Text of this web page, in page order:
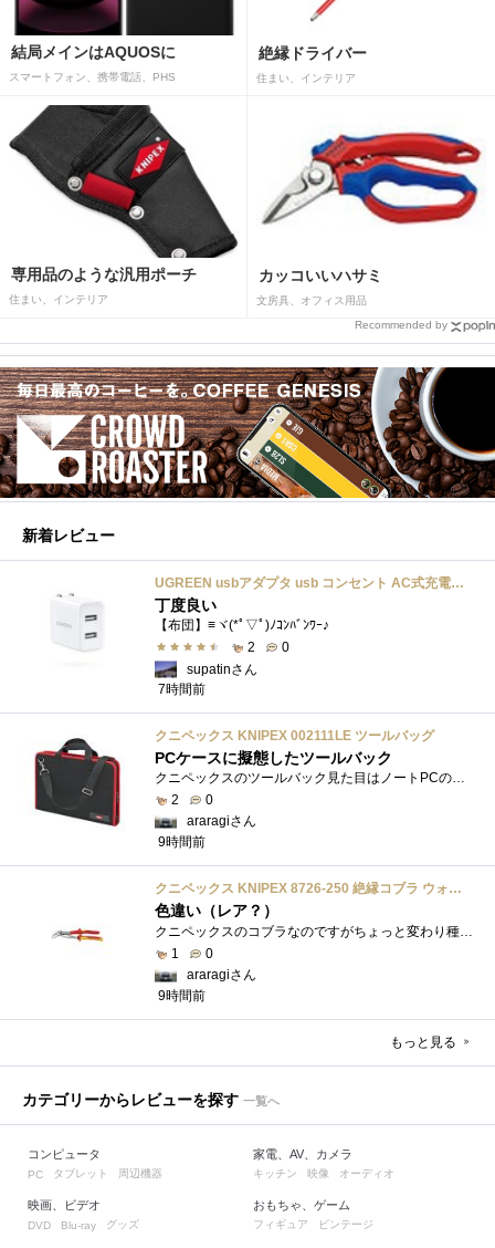
結局メインはAQUOSに
スマートフォン、携帯電話、PHS
絶縁ドライバー
住まい、インテリア
専用品のような汎用ポーチ
住まい、インテリア
カッコいいハサミ
文房具、オフィス用品
Recommended by
新着レビュー
UGREEN usbアダプタ usb コンセント AC式充電器 3.1A PSE認証済み 折りたたみ式プラグ 2ポート
丁度良い
【布団】≡ヾ(*ﾟ▽ﾟ)ﾉｺﾝﾊﾞﾝﾜｰ♪
2
0
supatinさん
7時間前
クニペックス KNIPEX 002111LE ツールバッグ
PCケースに擬態したツールバック
クニペックスのツールバック見た目はノートPCのバックみたい。中には工具を入れるポケットや工具を固定するゴムバンドが付いています。
2
0
araragiさん
9時間前
クニペックス KNIPEX 8726-250 絶縁コブラ ウォーターポンププライヤー 1000V
色違い（レア？）
クニペックスのコブラなのですがちょっと変わり種の電気工事用の絶縁コブラになります。グリップ部分が絶縁仕様になっているだけで普通の用�...
1
0
araragiさん
9時間前
もっと見る
カテゴリーからレビューを探す 一覧へ
コンピュータ
PC タブレット 周辺機器
映画、ビデオ
DVD Blu-ray グッズ
家電、AV、カメラ
キッチン 映像 オーディオ
おもちゃ、ゲーム
フィギュア ビンテージ